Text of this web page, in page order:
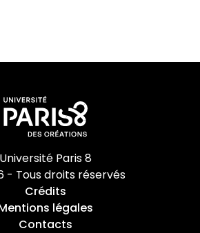
Université Paris 8
- Tous droits réservés
Crédits
légales
Contacts